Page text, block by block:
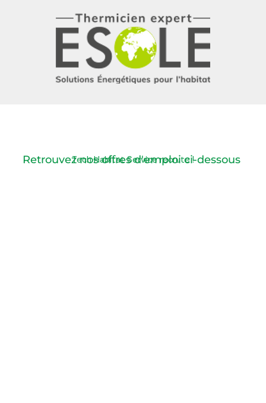
Tech Habitat Service recrute !
Retrouvez nos offres d'emploi ci-dessous